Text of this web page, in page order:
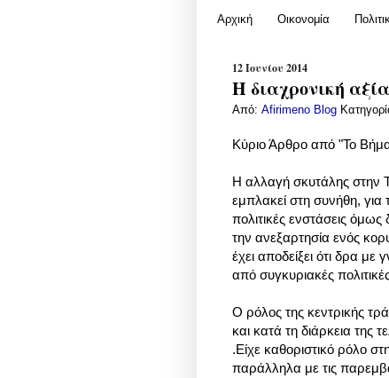
Αρχική Οικονομία
12 Ιουνίου 2014
Η διαχρονική
Από: Afirimeno Blog
Κύριο Άρθρο από "Το
Η αλλαγή σκυτάλης στην
εμπλακεί στη συνήθη, για
πολιτικές ενστάσεις
την ανεξαρτησία ενός
έχει αποδείξει ότι δρα
από συγκυριακές
Ο ρόλος της κεντρικής
και κατά τη διάρκεια της
.Είχε καθοριστικό ρόλο
παράλληλα με τις